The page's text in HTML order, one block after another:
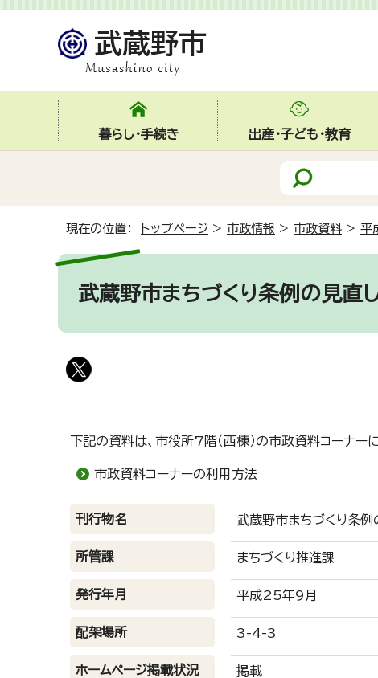
暮らし・手続き 出産・子ども・教育
現在の位置： トップページ > 市政情報 > 市政資料 > 平
武蔵野市まちづくり条例の見直し
下記の資料は、市役所7階（西棟）の市政資料コーナー
市政資料コーナーの利用方法
刊行物名 武蔵野市まちづくり条例
所管課 まちづくり推進課
発行年月 平成25年9月
配架場所 3-4-3
ホームページ掲載状況
掲載